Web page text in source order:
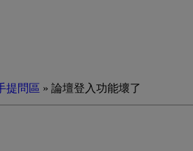
提問區 » 論壇登入功能壞了